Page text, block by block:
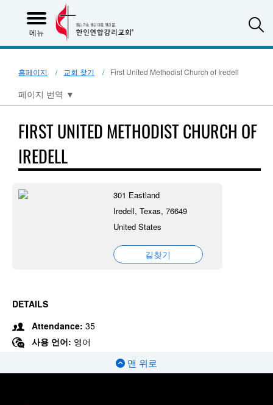
메뉴
홈페이지 교회 찾기 First United Methodist Church of Iredell
페이지 번역 ▼
FIRST UNITED METHODIST CHURCH OF
IREDELL
301 Eastland
Iredell, Texas, 76649
United States
길찾기
DETAILS
Attendance: 35
사용 언어: 영어
맨 위로